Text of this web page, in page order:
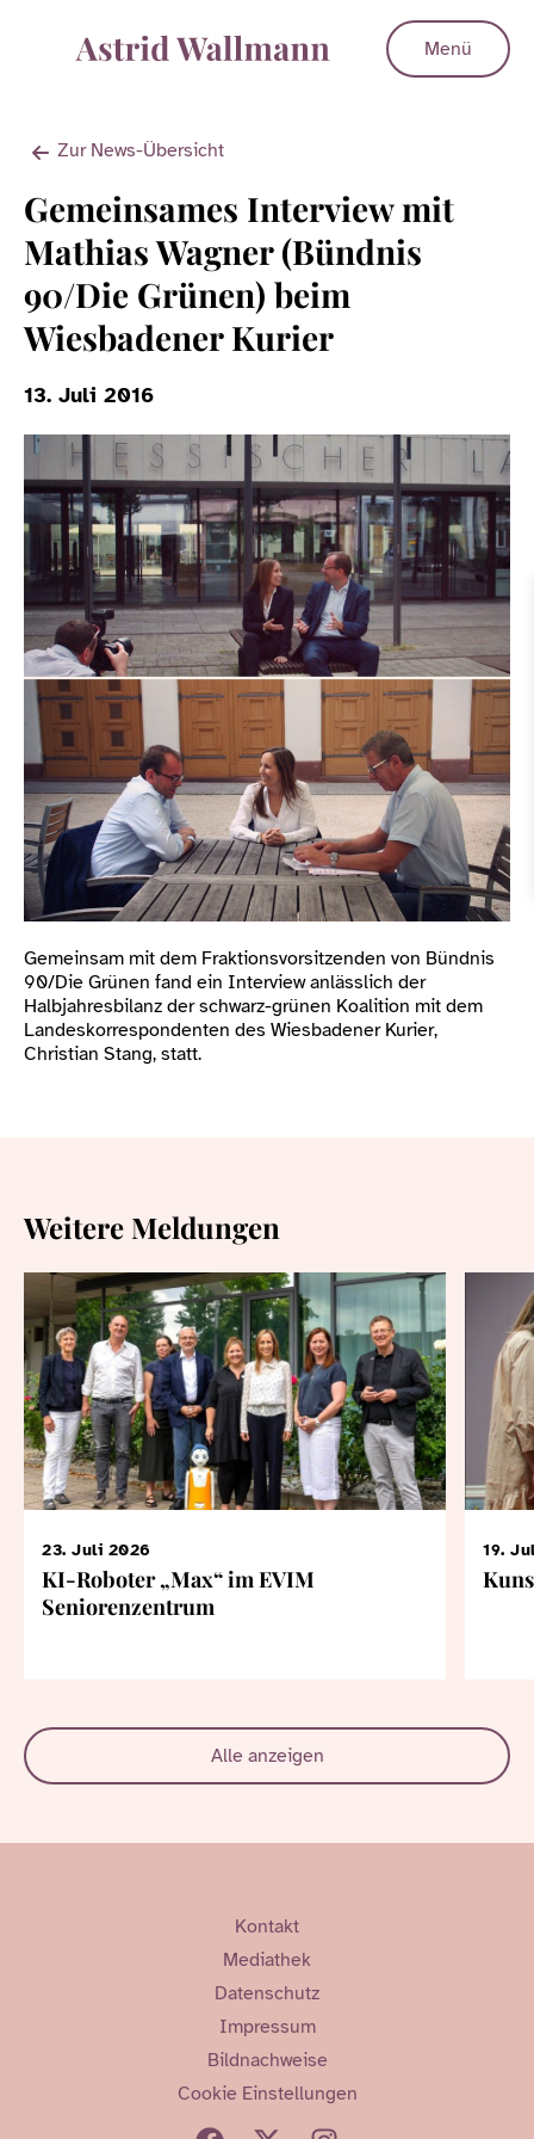
Menü
Zur News-Übersicht
Gemeinsames Interview mit
Mathias Wagner (Bündnis
90/Die Grünen) beim
Wiesbadener Kurier
13. Juli 2016
Gemeinsam mit dem Fraktionsvorsitzenden von Bündnis
90/Die Grünen fand ein Interview anlässlich der
Halbjahresbilanz der schwarz-grünen Koalition mit dem
Landeskorrespondenten des Wiesbadener Kurier,
Christian Stang, statt.
Weitere Meldungen
23. Juli 2026
KI-Roboter „Max“ im EVIM
Seniorenzentrum
19.
Alle anzeigen
Kontakt
Mediathek
Datenschutz
Impressum
Bildnachweise
Cookie Einstellungen